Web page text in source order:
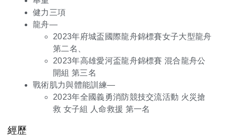
健力三項
龍舟—
2023年府城盃國際龍舟錦標賽女子大型龍舟
第二名、
2023年高雄愛河盃龍舟錦標賽 混合龍舟公
開組 第三名
戰術肌力與體能訓練—
2023年全國義勇消防競技交流活動 火災搶
救 女子組 人命救援 第一名
經歷